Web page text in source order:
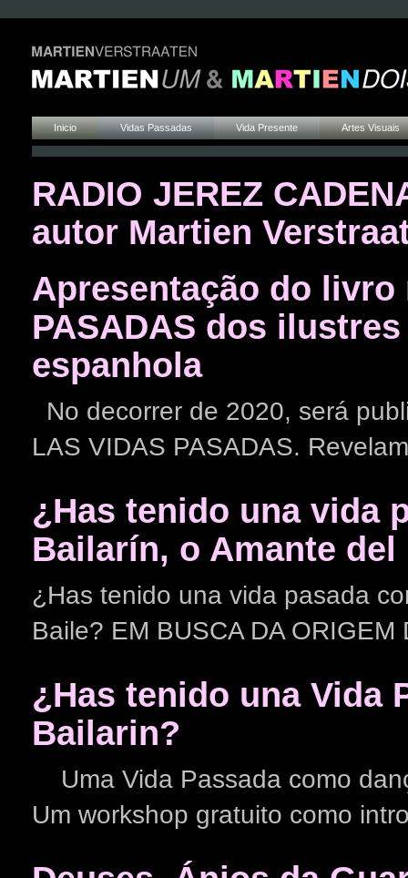
Inicio Vidas Passadas Vida Presente Artes Visuais
RADIO JEREZ
autor Martien
Apresentação do livro
PASADAS dos
espanhola
No decorrer de 2020, será
LAS VIDAS PASADAS.
¿Has tenido una vida
Bailarín, o Amante del
¿Has tenido una vida pasada
Baile? EM BUSCA DA
¿Has tenido una Vida
Bailarin?
Uma Vida Passada como
Um workshop gratuito como